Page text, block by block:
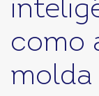
como